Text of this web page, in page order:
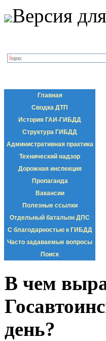
Версия
Главная
Сводка ДТП
История ГАИ-ГИБДД
Структура ГИБДД
Административная практика
Технический надзор
Дорожная инспекция
Пропаганда
Вакансии
Полезные ссылки
Отдельный батальон ДПС
С благодарностью к ГИБДД
Часто задаваемые вопросы
Поиск
В чем
день?